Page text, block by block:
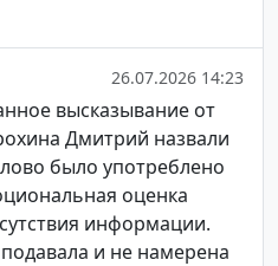
26.07.2026 14:23
высказывание от
Дмитрий назвали
было употреблено
оценка
информации.
и не намерена